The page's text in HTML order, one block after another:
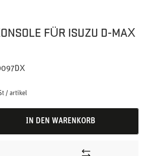
FÜR ISUZU D-MAX
/ artikel
IN DEN WARENKORB